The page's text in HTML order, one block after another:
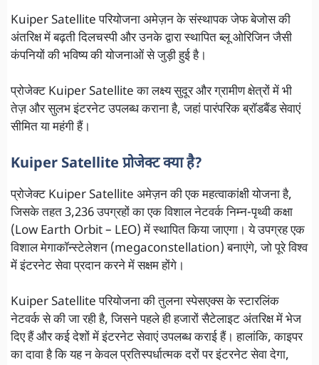
Kuiper Satellite परियोजना अमेज़न के संस्थापक जेफ बेजोस की
अंतरिक्ष में बढ़ती दिलचस्पी और उनके द्वारा स्थापित ब्लू ओरिजिन जैसी
कंपनियों की भविष्य की योजनाओं से जुड़ी हुई है।
प्रोजेक्ट Kuiper Satellite का लक्ष्य सुदूर और ग्रामीण क्षेत्रों में भी
तेज़ और सुलभ इंटरनेट उपलब्ध कराना है, जहां पारंपरिक ब्रॉडबैंड सेवाएं
सीमित या महंगी हैं।
Kuiper Satellite प्रोजेक्ट क्या है?
प्रोजेक्ट Kuiper Satellite अमेज़न की एक महत्वाकांक्षी योजना है,
जिसके तहत 3,236 उपग्रहों का एक विशाल नेटवर्क निम्न-पृथ्वी कक्षा
(Low Earth Orbit – LEO) में स्थापित किया जाएगा। ये उपग्रह एक
विशाल मेगाकॉन्स्टेलेशन (megaconstellation) बनाएंगे, जो पूरे विश्व
में इंटरनेट सेवा प्रदान करने में सक्षम होंगे।
Kuiper Satellite परियोजना की तुलना स्पेसएक्स के स्टारलिंक
नेटवर्क से की जा रही है, जिसने पहले ही हजारों सैटेलाइट अंतरिक्ष में भेज
दिए हैं और कई देशों में इंटरनेट सेवाएं उपलब्ध कराई हैं। हालांकि, काइपर
का दावा है कि यह न केवल प्रतिस्पर्धात्मक दरों पर इंटरनेट सेवा देगा,